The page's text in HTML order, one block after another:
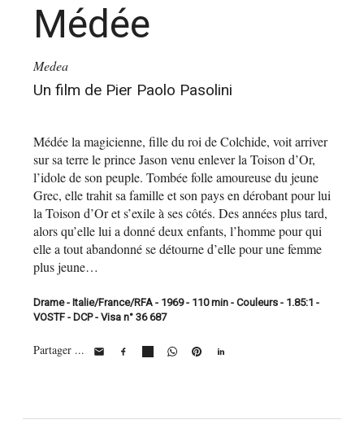
Médée
Medea
Un film de Pier Paolo Pasolini
Médée la magicienne, fille du roi de Colchide, voitarriver
sur sa terre le prince Jason venu enleverla Toison d’Or,
l’idole de son peuple. Tombée folleamoureuse du jeune
Grec, elle trahit sa famille et son pays en dérobant pour lui
la Toison d’Or et s’exile à sescôtés. Des années plus tard,
alors qu’elle lui a donnédeux enfants, l’homme pour qui
elle a tout abandonné sedétourne d’elle pour une femme
plus jeune…
Drame - Italie/France/RFA - 1969 - 110 min - Couleurs - 1.85:1 -
VOSTF - DCP - Visa n° 36 687
Partager ...